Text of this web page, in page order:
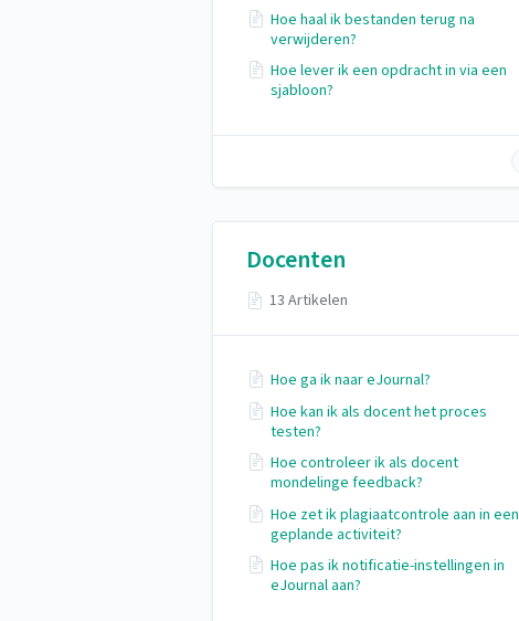
Hoe haal ik bestanden terug na
verwijderen?
Hoe lever ik een opdracht in via een
sjabloon?
Docenten
13 Artikelen
Hoe ga ik naar eJournal?
Hoe kan ik als docent het proces
testen?
Hoe controleer ik als docent
mondelinge feedback?
Hoe zet ik plagiaatcontrole aan in een
geplande activiteit?
Hoe pas ik notificatie-instellingen in
eJournal aan?